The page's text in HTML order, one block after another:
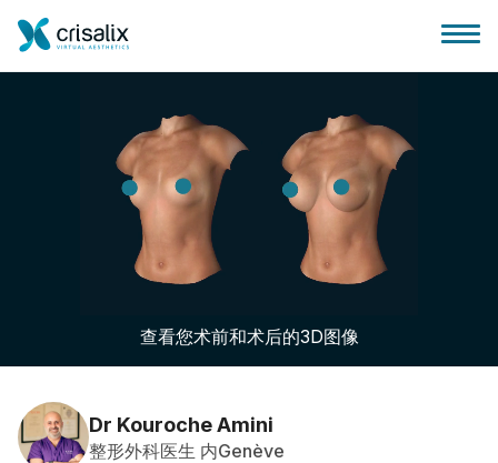
外科医生之家
客户评价
查看您术前和术后的3D图像
Dr Kouroche Amini
整形外科医生 内Genève